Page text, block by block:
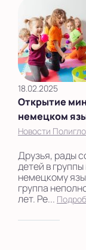
18.02.2025
Открытие
немецком
Новости
Друзья, рады
детей в
немецкому
группа
лет. Ре...